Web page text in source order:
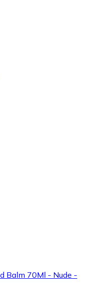
Balm 70Ml - Nude -